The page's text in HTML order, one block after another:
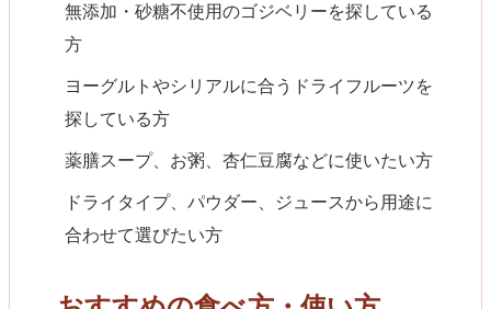
無添加・砂糖不使用のゴジベリーを探している
方
ヨーグルトやシリアルに合うドライフルーツを
探している方
薬膳スープ、お粥、杏仁豆腐などに使いたい方
ドライタイプ、パウダー、ジュースから用途に
合わせて選びたい方